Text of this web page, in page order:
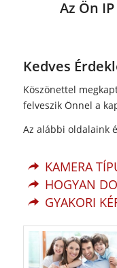
Az Ön
Kedves
Köszönettel
felveszik Önnel a
Az alábbi oldalaink
KAMERA
HOGYAN
GYAKORI